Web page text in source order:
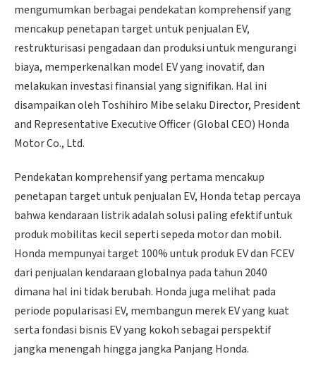
mengumumkan berbagai pendekatan komprehensif yang
mencakup penetapan target untuk penjualan EV,
restrukturisasi pengadaan dan produksi untuk mengurangi
biaya, memperkenalkan model EV yang inovatif, dan
melakukan investasi finansial yang signifikan. Hal ini
disampaikan oleh Toshihiro Mibe selaku Director, President
and Representative Executive Officer (Global CEO) Honda
Motor Co., Ltd.
Pendekatan komprehensif yang pertama mencakup
penetapan target untuk penjualan EV, Honda tetap percaya
bahwa kendaraan listrik adalah solusi paling efektif untuk
produk mobilitas kecil seperti sepeda motor dan mobil.
Honda mempunyai target 100% untuk produk EV dan FCEV
dari penjualan kendaraan globalnya pada tahun 2040
dimana hal ini tidak berubah. Honda juga melihat pada
periode popularisasi EV, membangun merek EV yang kuat
serta fondasi bisnis EV yang kokoh sebagai perspektif
jangka menengah hingga jangka Panjang Honda.